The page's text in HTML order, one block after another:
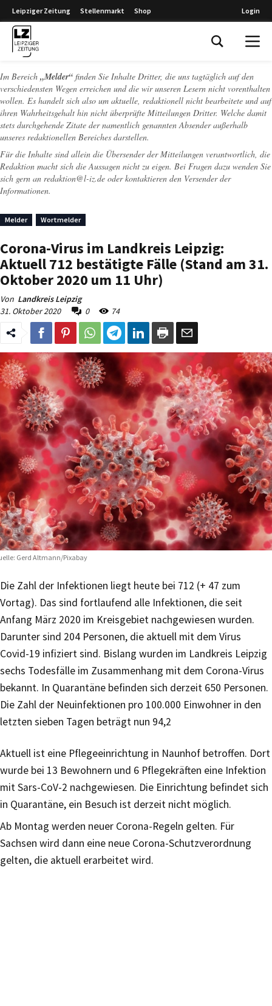
Leipziger Zeitung Stellenmarkt Shop Login
Im Bereich „Melder“ finden Sie Inhalte Dritter, die uns tagtäglich auf den
verschiedensten Wegen erreichen und die wir unseren Lesern nicht vorenthalten
wollen. Es handelt sich also um aktuelle, redaktionell nicht bearbeitete und auf
ihren Wahrheitsgehalt hin nicht überprüfte Mitteilungen Dritter. Welche damit
stets durchgehende Zitate der namentlich genannten Absender außerhalb
unseres redaktionellen Bereiches darstellen.
Für die Inhalte sind allein die Übersender der Mitteilungen verantwortlich, die
Redaktion macht sich die Aussagen nicht zu eigen. Bei Fragen dazu wenden Sie
sich gern an redaktion@l-iz.de oder kontaktieren den Versender der
Informationen.
Melder Wortmelder
Corona-Virus im Landkreis Leipzig:
Aktuell 712 bestätigte Fälle (Stand am 31.
Oktober 2020 um 11 Uhr)
Von Landkreis Leipzig
31. Oktober 2020
0 74
Gerd Altmann/Pixabay
Die Zahl der Infektionen liegt heute bei 712 (+ 47 zum
Vortag). Das sind fortlaufend alle Infektionen, die seit
Anfang März 2020 im Kreisgebiet nachgewiesen wurden.
Darunter sind 204 Personen, die aktuell mit dem Virus
Covid-19 infiziert sind. Bislang wurden im Landkreis Leipzig
sechs Todesfälle im Zusammenhang mit dem Corona-Virus
bekannt. In Quarantäne befinden sich derzeit 650 Personen.
Die Zahl der Neuinfektionen pro 100.000 Einwohner in den
letzten sieben Tagen beträgt nun 94,2
Aktuell ist eine Pflegeeinrichtung in Naunhof betroffen. Dort
wurde bei 13 Bewohnern und 6 Pflegekräften eine Infektion
mit Sars-CoV-2 nachgewiesen. Die Einrichtung befindet sich
in Quarantäne, ein Besuch ist derzeit nicht möglich.
Ab Montag werden neuer Corona-Regeln gelten. Für
Sachsen wird dann eine neue Corona-Schutzverordnung
gelten, die aktuell erarbeitet wird.